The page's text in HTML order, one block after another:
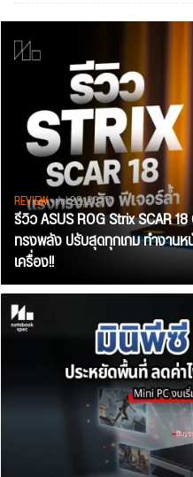
REVIEW• Jul 28, 2026
รีวิว ASUS ROG Strix SCAR
ทรงพลัง ปรับสุดทุกเกม ทำงาน
เครื่อง!!